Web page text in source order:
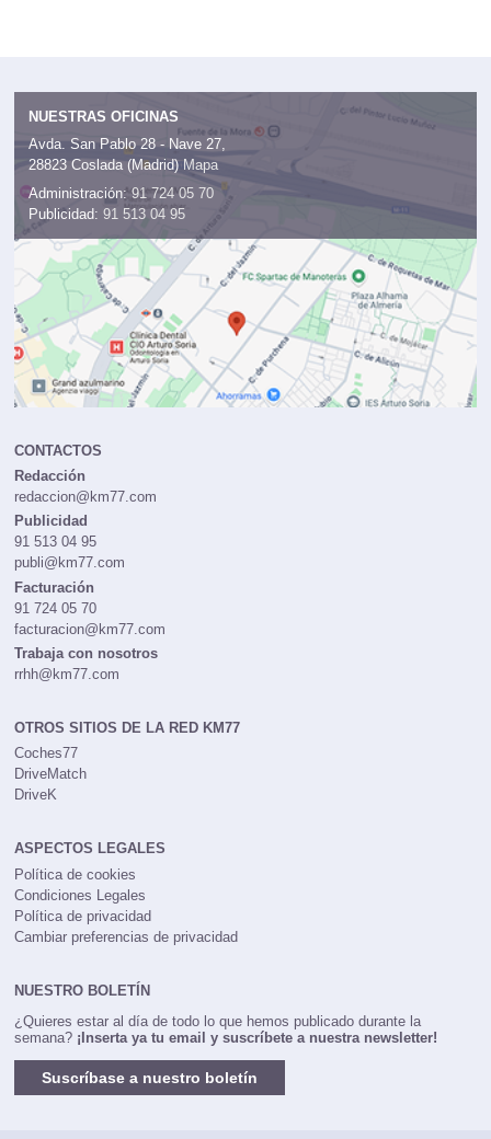
NUESTRAS OFICINAS
Avda. San Pablo 28 - Nave 27,
28823 Coslada (Madrid)
Mapa
Administración:91 724 05 70
Publicidad:
CONTACTOS
Redacción
redaccion@km77.com
Publicidad
91 513 04 95
publi@km77.com
Facturación
91 724 05 70
facturacion@km77.com
Trabaja con nosotros
OTROS SITIOS DE LA RED KM77
Coches77
DriveMatch
ASPECTOS LEGALES
Política de cookies
Condiciones Legales
Política de privacidad
¿Quieres estar al día de todo lo que hemos publicado durante la
Suscríbase a nuestro boletín